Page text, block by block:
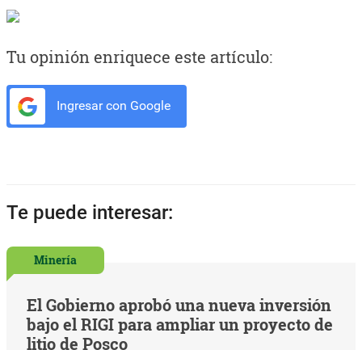
Tu opinión enriquece este artículo:
Ingresar con Google
Te puede interesar:
Minería
El Gobierno aprobó una nueva inversión
bajo el RIGI para ampliar un proyecto de
litio de Posco